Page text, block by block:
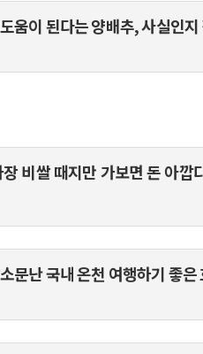
움이 된다는 양배추, 사실인
비쌀 때지만 가보면 돈 아
문난 국내 온천 여행하기 좋은